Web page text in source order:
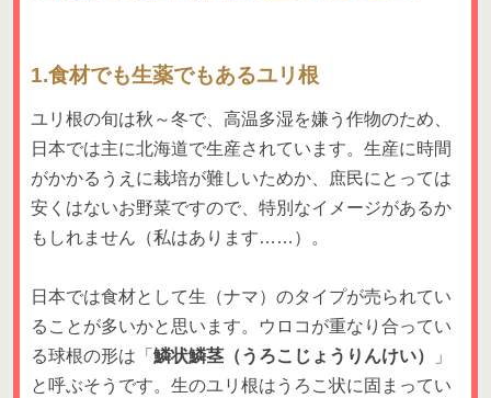
1.食材でも生薬でもあるユリ根
ユリ根の旬は秋～冬で、高温多湿を嫌う作物のため、
日本では主に北海道で生産されています。生産に時間
がかかるうえに栽培が難しいためか、庶民にとっては
安くはないお野菜ですので、特別なイメージがあるか
もしれません（私はあります……）。
日本では食材として生（ナマ）のタイプが売られてい
ることが多いかと思います。ウロコが重なり合ってい
る球根の形は「 鱗状鱗茎（うろこじょうりんけい）
」
と呼ぶそうです。生のユリ根はうろこ状に固まってい